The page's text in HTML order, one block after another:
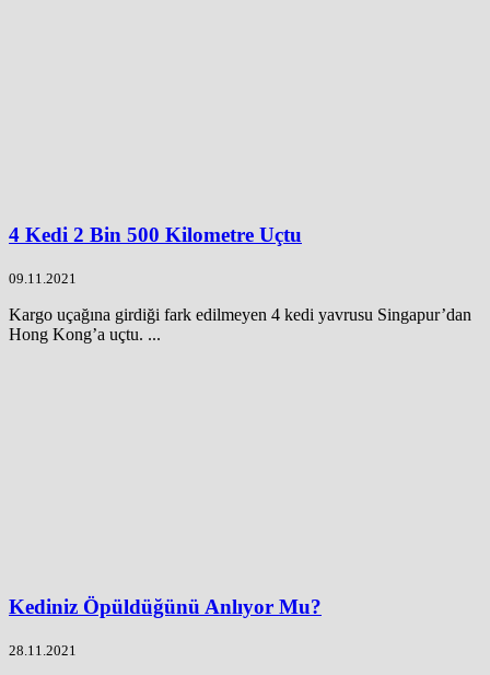
4 Kedi 2 Bin 500 Kilometre Uçtu
09.11.2021
Kargo uçağına girdiği fark edilmeyen 4 kedi yavrusu Singapur’dan
Hong Kong’a uçtu. ...
Kediniz Öpüldüğünü Anlıyor Mu?
28.11.2021